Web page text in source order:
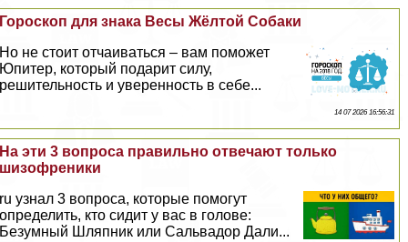
Гороскоп для знака Весы Жёлтой Собаки
Но не стоит отчаиваться – вам поможет
Юпитер, который подарит силу,
решительность и уверенность в себе...
14 07 2026 16:56:31
На эти 3 вопроса правильно отвечают только
шизофреники
ru узнал 3 вопроса, которые помогут
определить, кто сидит у вас в голове:
Безумный Шляпник или Сальвадор Дали...